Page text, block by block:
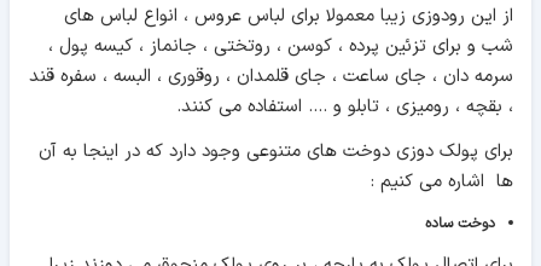
از این رودوزی زیبا معمولا برای لباس عروس ، انواع لباس های
شب و برای تزئین پرده ، کوسن ، روتختی ، جانماز ، کیسه پول ،
سرمه دان ، جای ساعت ، جای قلمدان ، روقوری ، البسه ، سفره قند
، بقچه ، رومیزی ، تابلو و .... استفاده می کنند.
برای پولک دوزی دوخت های متنوعی وجود دارد که در اینجا به آن
ها اشاره می کنیم :
دوخت ساده